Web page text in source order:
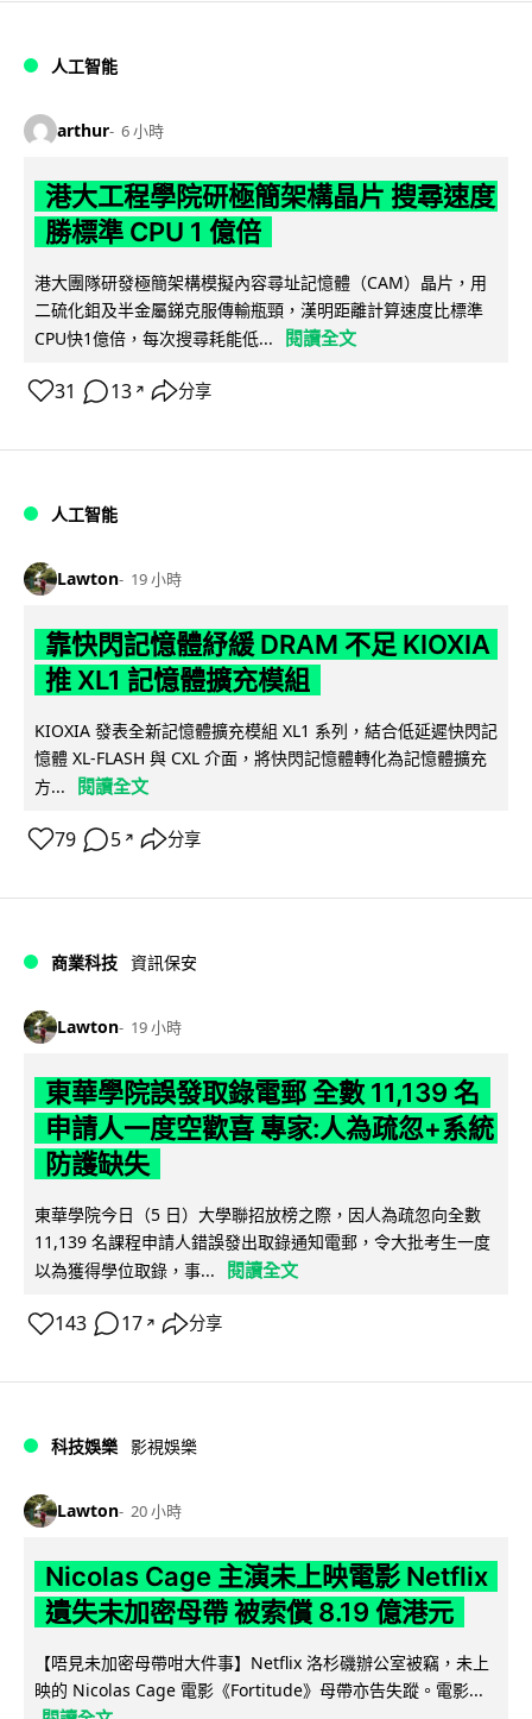
人工智能
arthur 6 小時
港大工程學院研極簡架構晶片 搜尋速度
勝標準 CPU 1 億倍
港大團隊研發極簡架構模擬內容尋址記憶體（CAM）晶片，用
二硫化鉬及半金屬銻克服傳輸瓶頸，漢明距離計算速度比標準
CPU快1億倍，每次搜尋耗能低...
閱讀全文
31 13 ↗ 分享
人工智能
Lawton 19 小時
靠快閃記憶體紓緩 DRAM 不足 KIOXIA
推 XL1 記憶體擴充模組
KIOXIA 發表全新記憶體擴充模組 XL1 系列，結合低延遲快閃記
憶體 XL-FLASH 與 CXL 介面，將快閃記憶體轉化為記憶體擴充
方...
閱讀全文
79 5 ↗ 分享
商業科技 資訊保安
Lawton 19 小時
東華學院誤發取錄電郵 全數 11,139 名
申請人一度空歡喜 專家:人為疏忽+系統
防護缺失
東華學院今日（5 日）大學聯招放榜之際，因人為疏忽向全數
11,139 名課程申請人錯誤發出取錄通知電郵，令大批考生一度
以為獲得學位取錄，事...
閱讀全文
143 17 ↗ 分享
科技娛樂 影視娛樂
Lawton 20 小時
Nicolas Cage 主演未上映電影 Netflix
遺失未加密母帶 被索償 8.19 億港元
【唔見未加密母帶咁大件事】Netflix 洛杉磯辦公室被竊，未上
映的 Nicolas Cage 電影《Fortitude》母帶亦告失蹤。電影...